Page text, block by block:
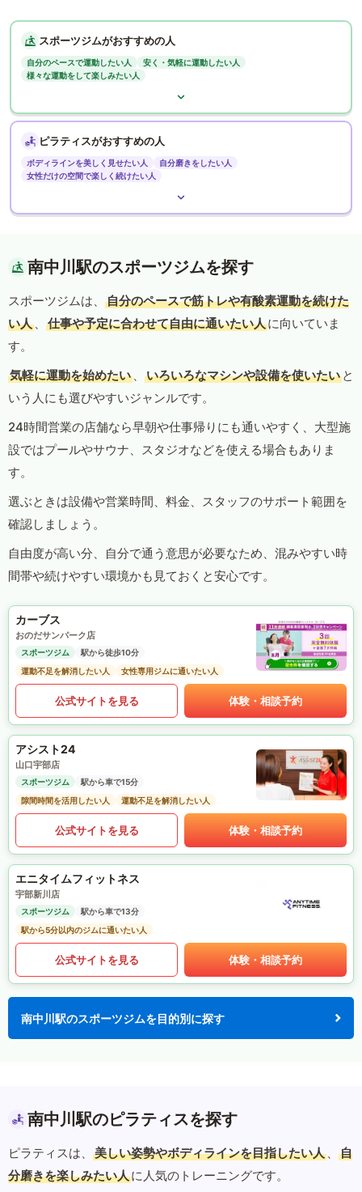
スポーツジムがおすすめの人
自分のペースで運動したい人
安く・気軽に運動したい人
様々な運動をして楽しみたい人
ピラティスがおすすめの人
ボディラインを美しく見せたい人
自分磨きをしたい人
女性だけの空間で楽しく続けたい人
南中川駅のスポーツジムを探す
スポーツジムは、
自分のペースで筋トレや有酸素運動を続けた
い人 、 仕事や予定に合わせて自由に通いたい人に向いていま
す。
気軽に運動を始めたい 、 いろいろなマシンや設備を使いたい と
いう人にも選びやすいジャンルです。
24時間営業の店舗なら早朝や仕事帰りにも通いやすく、大型施
設ではプールやサウナ、スタジオなどを使える場合もありま
す。
選ぶときは設備や営業時間、料金、スタッフのサポート範囲を
確認しましょう。
自由度が高い分、自分で通う意思が必要なため、混みやすい時
間帯や続けやすい環境かも見ておくと安心です。
カーブス
おのだサンパーク店
スポーツジム
駅から徒歩10分
運動不足を解消したい人
女性専用ジムに通いたい人
公式サイトを見る 体験・相談予約
アシスト24
山口宇部店
スポーツジム
駅から車で15分
隙間時間を活用したい人
運動不足を解消したい人
公式サイトを見る 体験・相談予約
エニタイムフィットネス
宇部新川店
スポーツジム
駅から車で13分
駅から5分以内のジムに通いたい人
公式サイトを見る 体験・相談予約
南中川駅のスポーツジムを目的別に探す
南中川駅のピラティスを探す
ピラティスは、 美しい姿勢やボディラインを目指したい人 、
自
分磨きを楽しみたい人に人気のトレーニングです。